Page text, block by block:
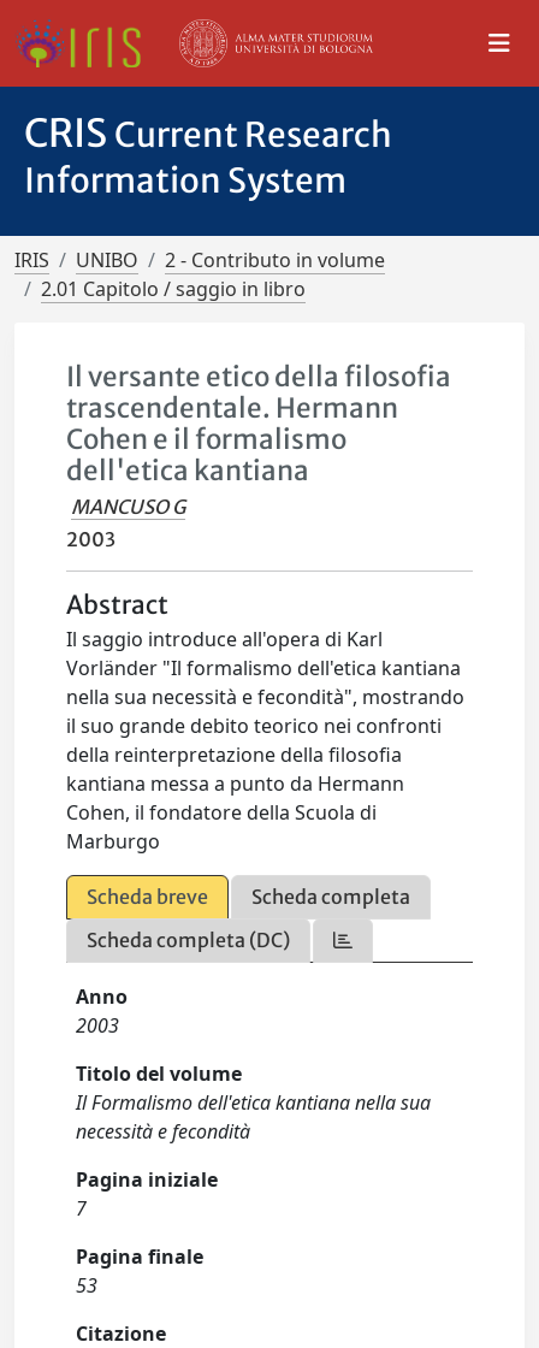
CRIS Current Research
Information System
IRIS UNIBO
2 - Contributo in volume
2.01 Capitolo / saggio in libro
Il versante etico della filosofia
trascendentale. Hermann
Cohen e il formalismo
dell'etica kantiana
MANCUSO G
2003
Abstract
Il saggio introduce all'opera di Karl
Vorländer "Il formalismo dell'etica kantiana
nella sua necessità e fecondità", mostrando
il suo grande debito teorico nei confronti
della reinterpretazione della filosofia
kantiana messa a punto da Hermann
Cohen, il fondatore della Scuola di
Marburgo
Scheda breve
Scheda completa
Scheda completa (DC)
Anno
2003
Titolo del volume
Il Formalismo dell'etica kantiana nella sua
necessità e fecondità
Pagina iniziale
7
Pagina finale
53
Citazione